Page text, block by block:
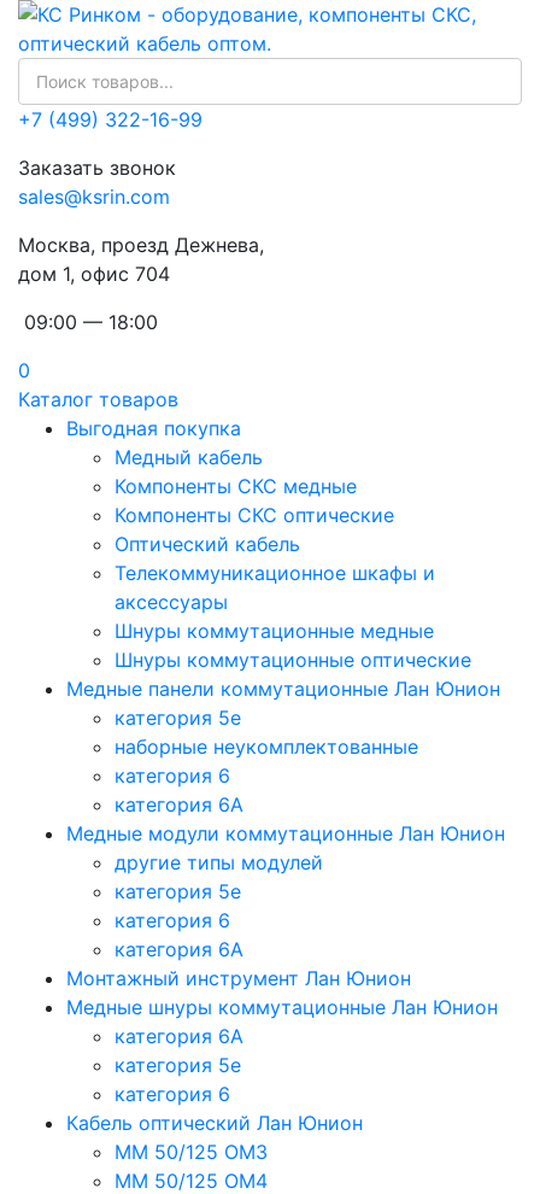
+7 (499) 322-16-99
Заказать звонок
sales@ksrin.com
Москва, проезд Дежнева,
дом 1, офис 704
09:00 — 18:00
0
Каталог товаров
Выгодная покупка
Медный кабель
Компоненты СКС медные
Компоненты СКС оптические
Оптический кабель
Телекоммуникационное шкафы и
аксессуары
Шнуры коммутационные медные
Шнуры коммутационные оптические
Медные панели коммутационные Лан Юнион
категория 5e
наборные неукомплектованные
категория 6
категория 6A
Медные модули коммутационные Лан Юнион
другие типы модулей
категория 5е
категория 6
категория 6A
Монтажный инструмент Лан Юнион
Медные шнуры коммутационные Лан Юнион
категория 6A
категория 5e
категория 6
Кабель оптический Лан Юнион
MM 50/125 OM3
MM 50/125 OM4